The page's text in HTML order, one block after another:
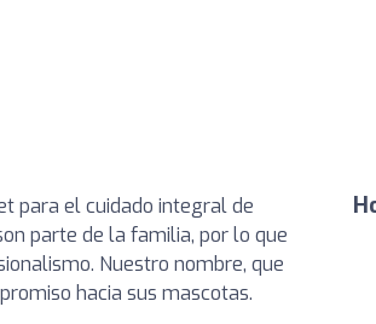
para el cuidado integral de
parte de la familia, por lo que
Nuestro nombre, que
hacia sus mascotas.